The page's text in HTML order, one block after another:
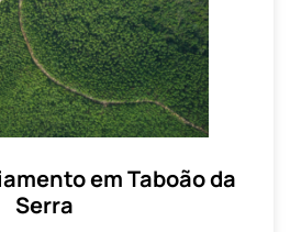
em Taboão da
Serra